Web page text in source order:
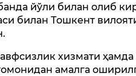
йўли билан олиб
билан Тошкент
хизмати
амалга